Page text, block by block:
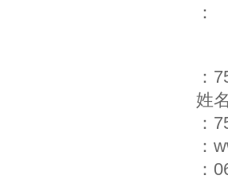
：
：
姓
：
：
：